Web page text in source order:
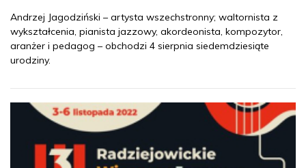
Andrzej Jagodziński – artysta wszechstronny; waltornista z
wykształcenia, pianista jazzowy, akordeonista, kompozytor,
aranżer i pedagog – obchodzi 4 sierpnia siedemdziesiąte
urodziny.